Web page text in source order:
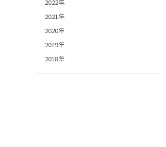
2022年
2021年
2020年
2019年
2018年